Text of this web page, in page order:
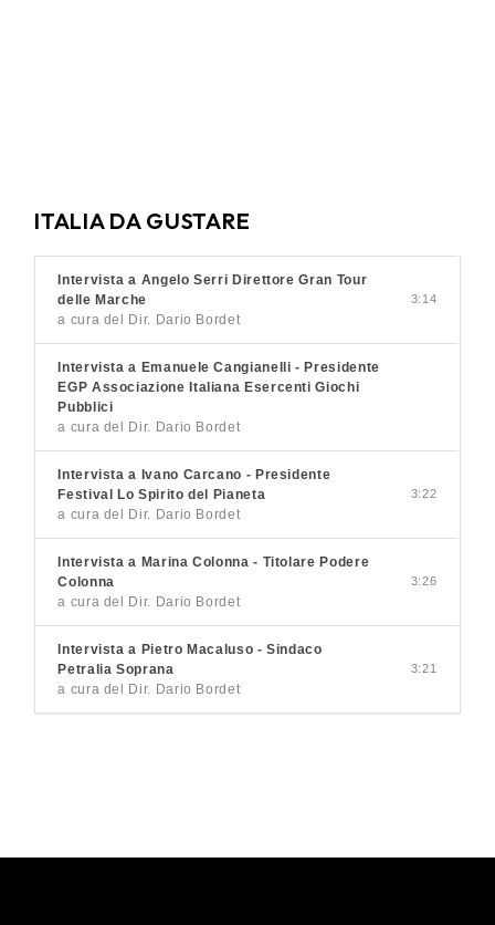
ITALIA DA GUSTARE
Intervista a Angelo Serri Direttore Gran Tour
delle Marche
a cura del Dir. Dario Bordet
3:14
Intervista a Emanuele Cangianelli - Presidente
EGP Associazione Italiana Esercenti Giochi
Pubblici
a cura del Dir. Dario Bordet
Intervista a Ivano Carcano - Presidente
Festival Lo Spirito del Pianeta
a cura del Dir. Dario Bordet
3:22
Intervista a Marina Colonna - Titolare Podere
Colonna
a cura del Dir. Dario Bordet
3:26
Intervista a Pietro Macaluso - Sindaco
Petralia Soprana
a cura del Dir. Dario Bordet
3:21